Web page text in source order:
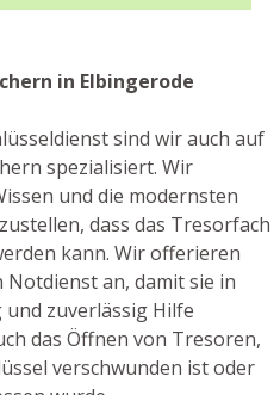
in Elbingerode
sind wir auch auf
spezialisiert. Wir
und die modernsten
dass das Tresorfach
kann. Wir offerieren
an, damit sie in
zuverlässig Hilfe
das Öffnen von Tresoren,
verschwunden ist oder